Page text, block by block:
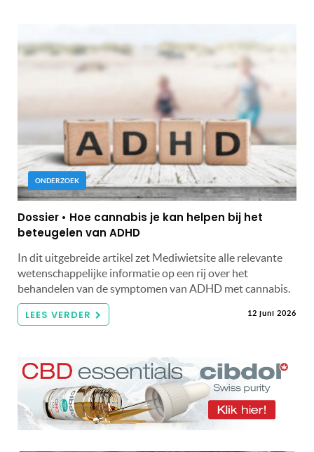
ONDERZOEK
Dossier • Hoe cannabis je kan helpen bij het
beteugelen van ADHD
In dit uitgebreide artikel zet Mediwietsite alle relevante
wetenschappelijke informatie op een rij over het
behandelen van de symptomen van ADHD met cannabis.
LEES VERDER 12 juni 2026